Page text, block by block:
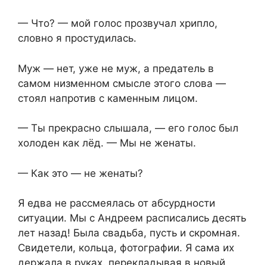
— Что? — мой голос прозвучал хрипло,
словно я простудилась.
Муж — нет, уже не муж, а предатель в
самом низменном смысле этого слова —
стоял напротив с каменным лицом.
— Ты прекрасно слышала, — его голос был
холоден как лёд. — Мы не женаты.
— Как это — не женаты?
Я едва не рассмеялась от абсурдности
ситуации. Мы с Андреем расписались десять
лет назад! Была свадьба, пусть и скромная.
Свидетели, кольца, фотографии. Я сама их